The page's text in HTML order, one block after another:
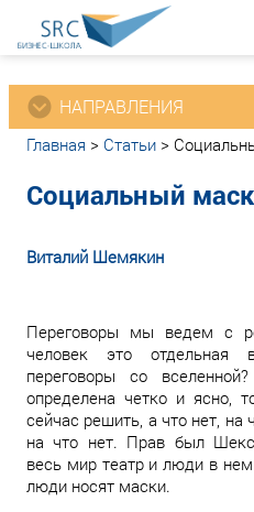
НАПРАВЛЕНИЯ
Главная > Статьи >
Социальный
Виталий Шемякин
Переговоры мы ведем с
человек это отдельная
переговоры со
определена четко и ясно,
сейчас решить, а что нет, на
на что нет. Прав был
весь мир театр и люди в
люди носят маски.